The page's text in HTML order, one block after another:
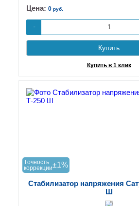
Цена: 0 руб.
-
Купить
Купить в 1 клик
Tочность
коррекции±1%
Стабилизатор напряжения
Ш